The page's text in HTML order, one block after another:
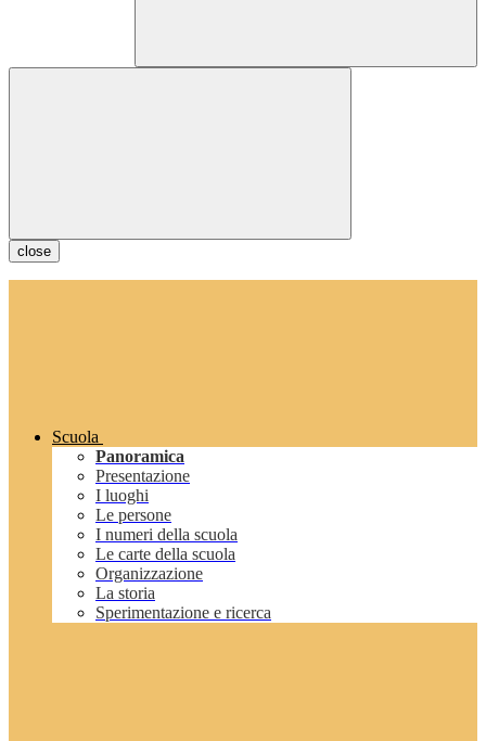
close
Scuola
Panoramica
Presentazione
I luoghi
Le persone
I numeri della scuola
Le carte della scuola
Organizzazione
La storia
Sperimentazione e ricerca